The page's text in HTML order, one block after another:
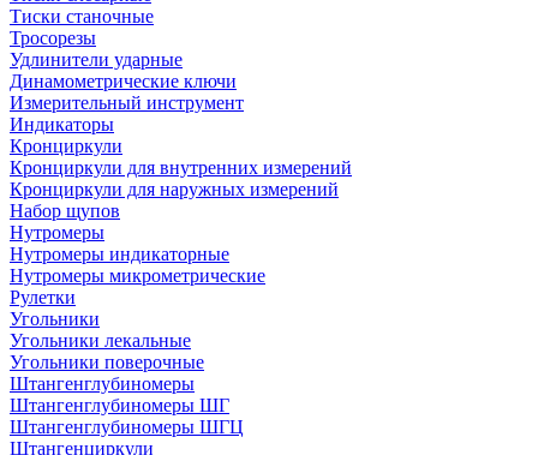
Тиски станочные
Тросорезы
Удлинители ударные
Динамометрические ключи
Измерительный инструмент
Индикаторы
Кронциркули
Кронциркули для внутренних измерений
Кронциркули для наружных измерений
Набор щупов
Нутромеры
Нутромеры индикаторные
Нутромеры микрометрические
Рулетки
Угольники
Угольники лекальные
Угольники поверочные
Штангенглубиномеры
Штангенглубиномеры ШГ
Штангенглубиномеры ШГЦ
Штангенциркули